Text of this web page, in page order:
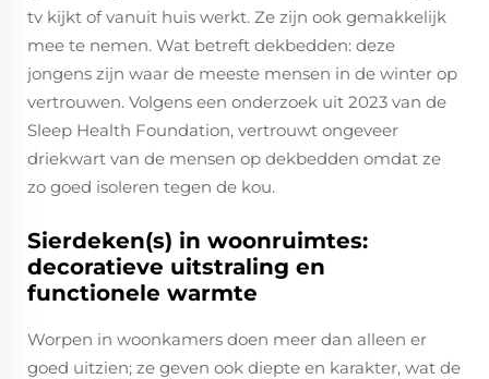
tv kijkt of vanuit huis werkt. Ze zijn ook gemakkelijk
mee te nemen. Wat betreft dekbedden: deze
jongens zijn waar de meeste mensen in de winter op
vertrouwen. Volgens een onderzoek uit 2023 van de
Sleep Health Foundation, vertrouwt ongeveer
driekwart van de mensen op dekbedden omdat ze
zo goed isoleren tegen de kou.
Sierdeken(s) in woonruimtes:
decoratieve uitstraling en
functionele warmte
Worpen in woonkamers doen meer dan alleen er
goed uitzien; ze geven ook diepte en karakter, wat de